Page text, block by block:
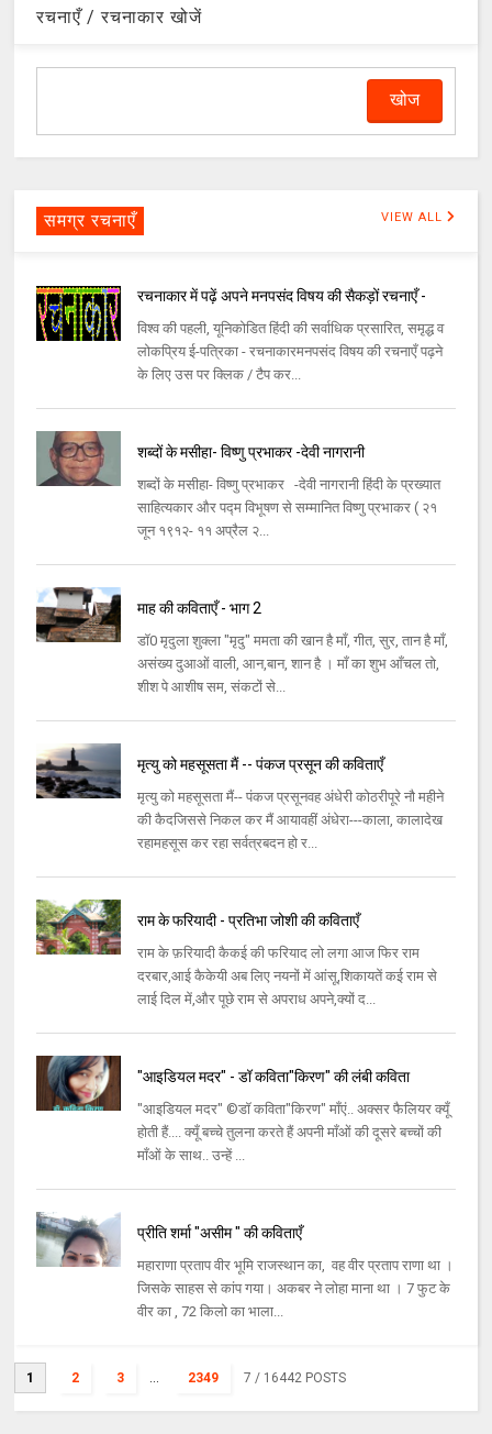
रचनाएँ / रचनाकार खोजें
समग्र रचनाएँ VIEW ALL
रचनाकार में पढ़ें अपने मनपसंद विषय की सैकड़ों रचनाएँ -
विश्व की पहली, यूनिकोडित हिंदी की सर्वाधिक प्रसारित, समृद्ध व
लोकप्रिय ई-पत्रिका - रचनाकारमनपसंद विषय की रचनाएँ पढ़ने
के लिए उस पर क्लिक / टैप कर...
शब्दों के मसीहा- विष्णु प्रभाकर -देवी नागरानी
शब्दों के मसीहा- विष्णु प्रभाकर -देवी नागरानी हिंदी के प्रख्यात
साहित्यकार और पद्म विभूषण से सम्मानित विष्णु प्रभाकर ( २१
जून १९१२- ११ अप्रैल २...
माह की कविताएँ - भाग 2
डॉ0 मृदुला शुक्ला "मृदु" ममता की खान है माँ, गीत, सुर, तान है माँ,
असंख्य दुआओं वाली, आन,बान, शान है । माँ का शुभ आँचल तो,
शीश पे आशीष सम, संकटों से...
मृत्यु को महसूसता मैं -- पंकज प्रसून की कविताएँ
मृत्यु को महसूसता मैं-- पंकज प्रसूनवह अंधेरी कोठरीपूरे नौ महीने
की कैदजिससे निकल कर मैं आयावहीं अंधेरा---काला, कालादेख
रहामहसूस कर रहा सर्वत्रबदन हो र...
राम के फरियादी - प्रतिभा जोशी की कविताएँ
राम के फ़रियादी कैकई की फरियाद लो लगा आज फिर राम
दरबार,आई कैकेयी अब लिए नयनों में आंसू,शिकायतें कई राम से
लाई दिल में,और पूछे राम से अपराध अपने,क्यों द...
"आइडियल मदर" - डॉ कविता"किरण" की लंबी कविता
"आइडियल मदर" ©डॉ कविता"किरण" माँएं.. अक्सर फैलियर क्यूँ
होती हैं.... क्यूँ बच्चे तुलना करते हैं अपनी माँओं की दूसरे बच्चों की
माँओं के साथ.. उन्हें ...
प्रीति शर्मा "असीम " की कविताएँ
महाराणा प्रताप वीर भूमि राजस्थान का, वह वीर प्रताप राणा था ।
जिसके साहस से कांप गया। अकबर ने लोहा माना था । 7 फुट के
वीर का , 72 किलो का भाला...
1 2 3 ... 2349 7 / 16442 POSTS